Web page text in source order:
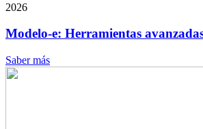
2026
Modelo-e: Herramientas
Saber más